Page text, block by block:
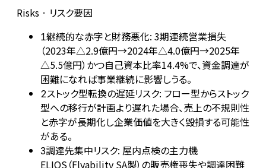
Risks · リスク要因
1継続的な赤字と財務悪化: 3期連続営業損失
（2023年△2.9億円→2024年△4.0億円→2025年
△5.5億円）かつ自己資本比率14.4%で、資金調達が
困難になれば事業継続に影響しうる。
2ストック型転換の遅延リスク: フロー型からストック
型への移行が計画より遅れた場合、売上の不規則性
と赤字が長期化し企業価値を大きく毀損する可能性
がある。
3調達先集中リスク: 屋内点検の主力機
ELIOS（Flyability SA製）の販売権喪失や調達困難